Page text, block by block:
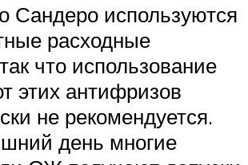
Сандеро используются
расходные
что использование
этих антифризов
не рекомендуется.
день многие